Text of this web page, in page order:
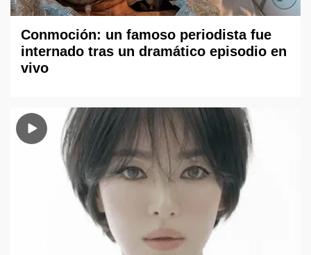
Conmoción: un famoso periodista fue
internado tras un dramático episodio en
vivo